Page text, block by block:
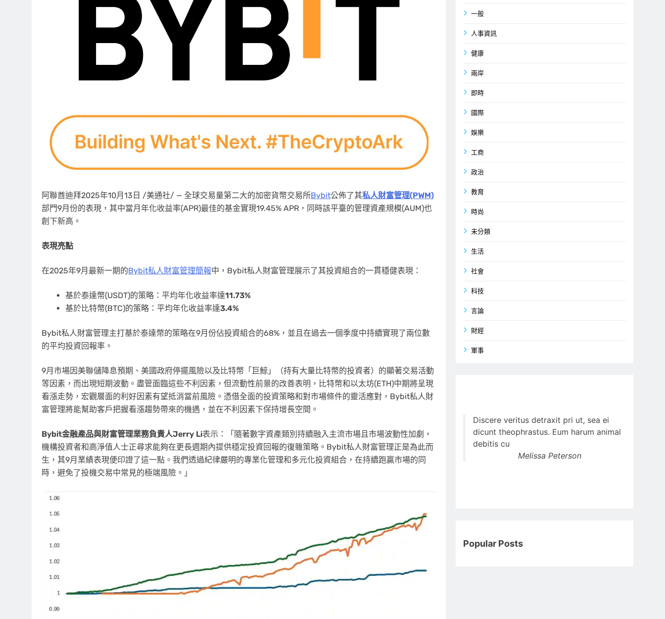
阿聯酋迪拜2025年10月13日 /美通社/ — 全球交易量第二大的加密貨幣交易所Bybit公佈了其私人財富管理(PWM)
部門9月份的表現 ，其中當月年化收益率(APR)最佳的基金實現19.45% APR ，同時該平臺的管理資產規模(AUM)也
創下新高。
表現亮點
在2025年9月最新一期的Bybit私人財富管理簡報中，Bybit私人財富管理展示了其投資組合的一貫穩健表現：
基於泰達幣(USDT)的策略：平均年化收益率達11.73%
基於比特幣(BTC)的策略：平均年化收益率達3.4%
Bybit私人財富管理主打基於泰達幣的策略在9月份佔投資組合的68%，並且在過去一個季度中持續實現了兩位數
的平均投資回報率。
9月市場因美聯儲降息預期、美國政府停擺風險以及比特幣「巨鯨」（持有大量比特幣的投資者）的顯著交易活動
等因素 ，而出現短期波動。盡管面臨這些不利因素，但流動性前景的改善表明，比特幣和以太坊(ETH)中期將呈現
看漲走勢，宏觀層面的利好因素有望抵消當前風險。憑借全面的投資策略和對市場條件的靈活應對，Bybit私人財
富管理將能幫助客戶把握看漲趨勢帶來的機遇，並在不利因素下保持增長空間。
Bybit金融產品與財富管理業務負責人Jerry Li表示：「隨著數字資產類別持續融入主流市場且市場波動性加劇，
機構投資者和高淨值人士正尋求能夠在更長週期內提供穩定投資回報的復雜策略。Bybit私人財富管理正是為此而
生，其9月業績表現便印證了這一點。我們透過紀律嚴明的專業化管理和多元化投資組合，在持續跑贏市場的同
時，避免了投機交易中常見的極端風險。」
一般
人事資訊
健康
兩岸
即時
國際
娛樂
工商
政治
教育
時尚
未分類
生活
社會
科技
言論
財經
軍事
Discere veritus detraxit pri ut, sea ei
dicunt theophrastus. Eum harum animal
debitis cu
Melissa Peterson
Popular Posts